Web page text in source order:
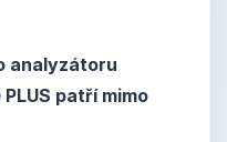
analyzátoru
patří mimo